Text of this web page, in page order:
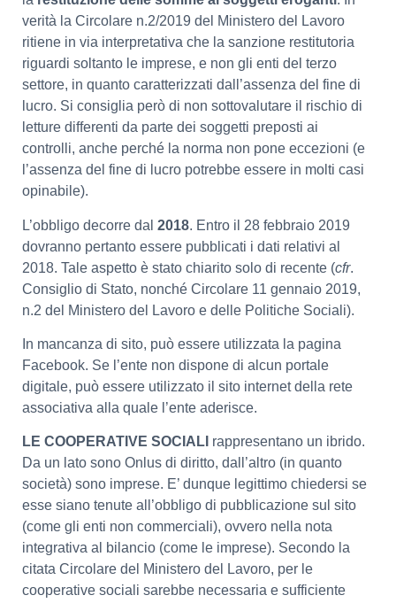
verità la Circolare n.2/2019 del Ministero del Lavoro
ritiene in via interpretativa che la sanzione restitutoria
riguardi soltanto le imprese, e non gli enti del terzo
settore, in quanto caratterizzati dall’assenza del fine di
lucro. Si consiglia però di non sottovalutare il rischio di
letture differenti da parte dei soggetti preposti ai
controlli, anche perché la norma non pone eccezioni (e
l’assenza del fine di lucro potrebbe essere in molti casi
opinabile).
L’obbligo decorre dal 2018. Entro il 28 febbraio 2019
dovranno pertanto essere pubblicati i dati relativi al
2018. Tale aspetto è stato chiarito solo di recente (cfr.
Consiglio di Stato, nonché Circolare 11 gennaio 2019,
n.2 del Ministero del Lavoro e delle Politiche Sociali).
In mancanza di sito, può essere utilizzata la pagina
Facebook. Se l’ente non dispone di alcun portale
digitale, può essere utilizzato il sito internet della rete
associativa alla quale l’ente aderisce.
LE COOPERATIVE SOCIALI rappresentano un ibrido.
Da un lato sono Onlus di diritto, dall’altro (in quanto
società) sono imprese. E’ dunque legittimo chiedersi se
esse siano tenute all’obbligo di pubblicazione sul sito
(come gli enti non commerciali), ovvero nella nota
integrativa al bilancio (come le imprese). Secondo la
citata Circolare del Ministero del Lavoro, per le
cooperative sociali sarebbe necessaria e sufficiente